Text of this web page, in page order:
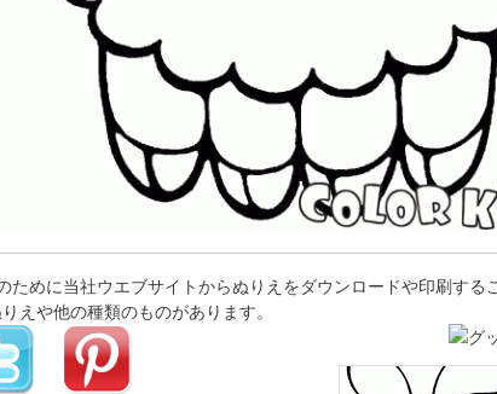
ために当社ウエブサイトからぬりえをダウンロードや印刷する
えや他の種類のものがあります。